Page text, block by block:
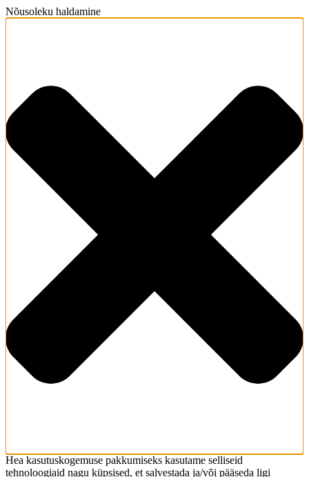
Nõusoleku haldamine
Hea kasutuskogemuse pakkumiseks kasutame selliseid
tehnoloogiaid nagu küpsised, et salvestada ja/või pääseda ligi